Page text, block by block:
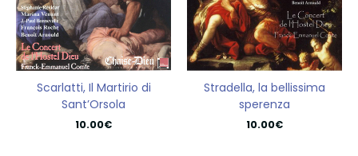
Scarlatti, Il Martirio di
Sant’Orsola
10.00€
Stradella, la bellissima
sperenza
10.00€